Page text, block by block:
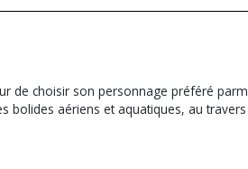
de choisir son personnage préféré
aériens et aquatiques, au